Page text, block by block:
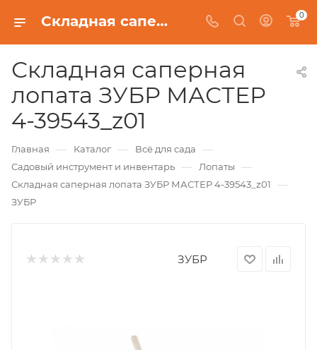
Складная саперная лопата ЗУБР МАСТЕР 4-39543_z01 0
Складная саперная
лопата ЗУБР МАСТЕР
4-39543_z01
Главная — Каталог — Всё для сада —
Садовый инструмент и инвентарь — Лопаты —
Складная саперная лопата ЗУБР МАСТЕР 4-39543_z01 —
ЗУБР
ЗУБР